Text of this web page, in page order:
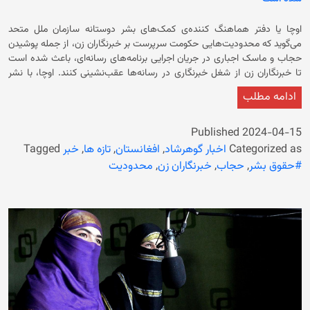
اوچا یا دفتر هماهنگ کننده‌ی کمک‌های بشر دوستانه‌ سازمان ملل متحد
می‌گوید که محدودیت‌هایی حکومت سرپرست بر خبرنگاران زن، از جمله پوشیدن
حجاب و ماسک اجباری در جریان اجرایی برنامه‌های رسانه‌ای، باعث شده است
تا خبرنگاران زن از شغل خبرنگاری در رسانه‌ها عقب‌نشینی کنند. اوچا، با نشر
زندگی‌نامه‌ای به زندگی یک خبرنگار زن که با آمدن حکومت سرپرست و وضع
زنان و جامعه بحث می‌کرد. در ادامه آمده است که نبیلا از طریق نوشته‌های
خود، از کمک‌های زنان موفق، از جمله امدادرسان‌های زن، تجلیل کرده و زنان را
هم‌زمان، او از تئاتر به‌عنوان سکویی برای دفاع از حقوق زنان استفاده کرد.
اجراهای او آزادی‌های شخصی زنان مانند حقوق ارث و آزادی انتخاب همسر را
ترویج می‌کرد. از طریق این روی‌کرد دوگانه، هدف او افزایش آگاهی و ایجاد
گفتگوهای معنادار در مورد موضوعاتی بود که برای توان‌مندسازی و برابری زنان
حیاتی است.» اوچا گفت که پس از تسلط حکومت فعلی، آرزوهای نبیلا و هزاران
خبرنگار زن در افغانستان، با محدودیت‌های که حکومت فعلی بر خبرنگاران زن، از
جمله اجبار به پوشیدن حجاب در حین پخش، به چالش کشیده شد؛ این دستور
ادامه مطلب
Published 2024-04-15
Categorized as اخبار گوهرشاد, افغانستان,تازه ها, خبر Tagged
#حقوق بشر, حجاب, خبرنگاران زن, محدودیت